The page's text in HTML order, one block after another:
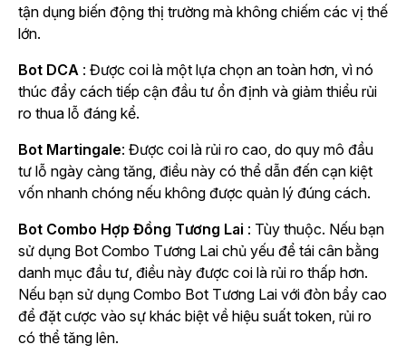
tận dụng biến động thị trường mà không chiếm các vị thế
lớn.
Bot DCA : Được coi là một lựa chọn an toàn hơn, vì nó
thúc đẩy cách tiếp cận đầu tư ổn định và giảm thiểu rủi
ro thua lỗ đáng kể.
Bot Martingale: Được coi là rủi ro cao, do quy mô đầu
tư lỗ ngày càng tăng, điều này có thể dẫn đến cạn kiệt
vốn nhanh chóng nếu không được quản lý đúng cách.
Bot Combo Hợp Đồng Tương Lai : Tùy thuộc. Nếu bạn
sử dụng Bot Combo Tương Lai chủ yếu để tái cân bằng
danh mục đầu tư, điều này được coi là rủi ro thấp hơn.
Nếu bạn sử dụng Combo Bot Tương Lai với đòn bẩy cao
để đặt cược vào sự khác biệt về hiệu suất token, rủi ro
có thể tăng lên.